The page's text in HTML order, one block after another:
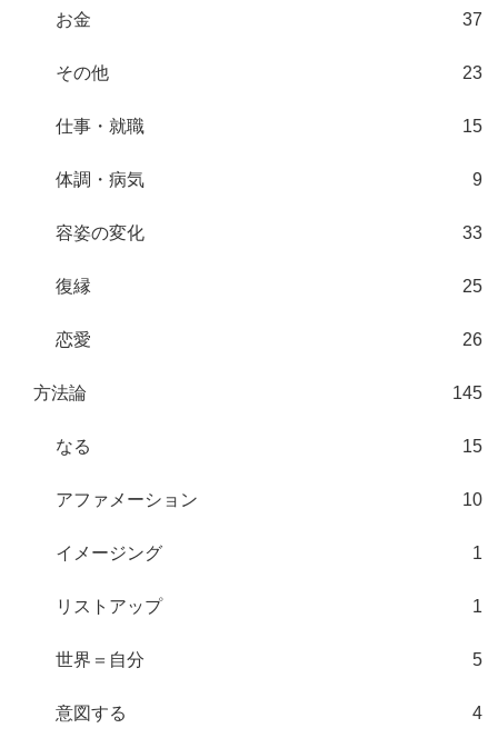
お金 37
その他 23
仕事・就職 15
体調・病気 9
容姿の変化 33
復縁 25
恋愛 26
方法論 145
なる 15
アファメーション 10
イメージング 1
リストアップ 1
世界＝自分 5
意図する 4